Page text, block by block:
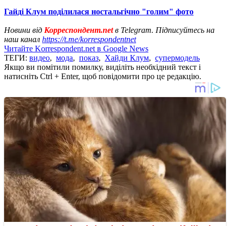
Гайді Клум поділилася ностальгічно "голим" фото
Новини від Корреспондент.netв Telegram. Підписуйтесь на
наш канал https://t.me/korrespondentnet
Читайте Korrespondent.net в Google News
ТЕГИ: видео, мода, показ, Хайди Клум, супермодель
Якщо ви помітили помилку, виділіть необхідний текст і
натисніть Ctrl + Enter, щоб повідомити про це редакцію.